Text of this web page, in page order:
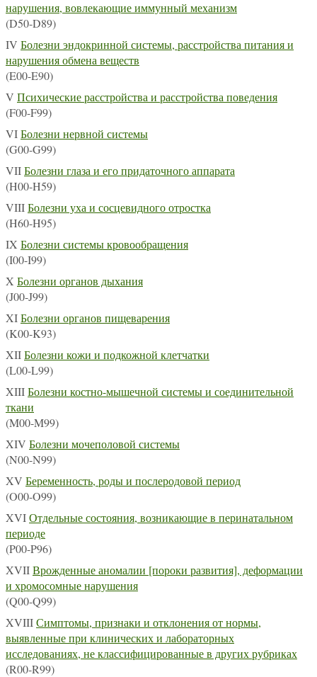
нарушения, вовлекающие иммунный механизм
(D50-D89)
IV Болезни эндокринной системы, расстройства питания и
нарушения обмена веществ
(E00-E90)
V Психические расстройства и расстройства поведения
(F00-F99)
VIБолезни нервной системы
(G00-G99)
VIIБолезни глаза и его придаточного аппарата
(H00-H59)
VIIIБолезни уха и сосцевидного отростка
(H60-H95)
IX Болезни системы кровообращения
(I00-I99)
X Болезни органов дыхания
(J00-J99)
XIБолезни органов пищеварения
(K00-K93)
XIIБолезни кожи и подкожной клетчатки
(L00-L99)
XIIIБолезни костно-мышечной системы и соединительной
ткани
(M00-M99)
XIV Болезни мочеполовой системы
(N00-N99)
XV Беременность, роды и послеродовой период
(O00-O99)
XVIОтдельные состояния, возникающие в перинатальном
периоде
(P00-P96)
XVIIВрожденные аномалии [пороки развития], деформации
и хромосомные нарушения
(Q00-Q99)
XVIIIСимптомы, признаки и отклонения от нормы,
выявленные при клинических и лабораторных
исследованиях, не классифицированные в других рубриках
(R00-R99)